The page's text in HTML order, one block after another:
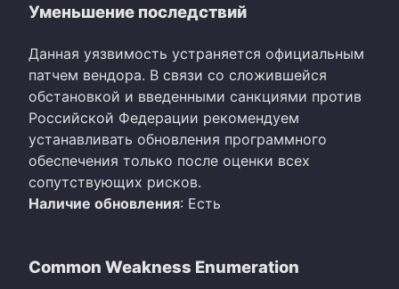
Уменьшение последствий
Данная уязвимость устраняется официальным
патчем вендора. В связи со сложившейся
обстановкой и введенными санкциями против
Российской Федерации рекомендуем
устанавливать обновления программного
обеспечения только после оценки всех
сопутствующих рисков.
Наличие обновления: Есть
Common Weakness Enumeration